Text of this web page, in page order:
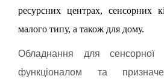
ресурсних центрах, сенсорних
малого типу, а також для дому.
Обладнання для сенсорної
функціоналом та